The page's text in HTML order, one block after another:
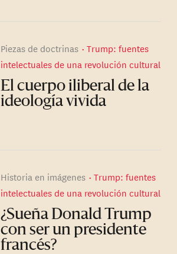
Piezas de doctrinas
Trump: fuentes
intelectuales de una revolución cultural
El cuerpo iliberal de la
ideología vivida
Historia en imágenes
Trump: fuentes
intelectuales de una revolución cultural
¿Sueña Donald Trump
con ser un presidente
francés?